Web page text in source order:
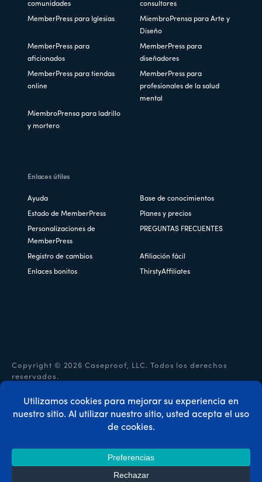
comunidades
consultores
MemberPress para Iglesias
MiembroPrensa para Arte y
Diseño
MemberPress para
aficionados
MemberPress para
diseñadores
MemberPress para tiendas
online
MemberPress para
profesionales de la salud
mental
MiembroPrensa para ladrillo
y mortero
Enlaces útiles
Ayuda Base de conocimientos
Estado de MemberPress Planes y precios
Personalizaciones de
MemberPress
PREGUNTAS FRECUENTES
Registro de cambios Afiliación fácil
Enlaces bonitos ThirstyAffiliates
Copyright © 2026 Caseproof, LLC. Todos los derechos
reservados.
Política de privacidad Reembolsos
Condiciones
generales
/ Divulgación de la FTC /
Código de cupón